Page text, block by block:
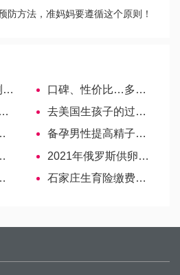
防方法，准妈妈要遵循这个原则！
口碑、性价比…多方面评测安婴宝奶粉！
去美国生孩子的过程是否适合在美国生孩子
备孕男性提高精子活力很简单，中药、西药均可实现
2021年俄罗斯供卵最全价格看这里！
石家庄生育险缴费基数比例有规定，新政解读看这里！